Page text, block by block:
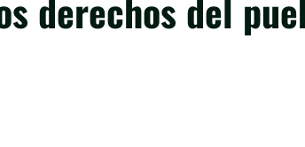
derechos del